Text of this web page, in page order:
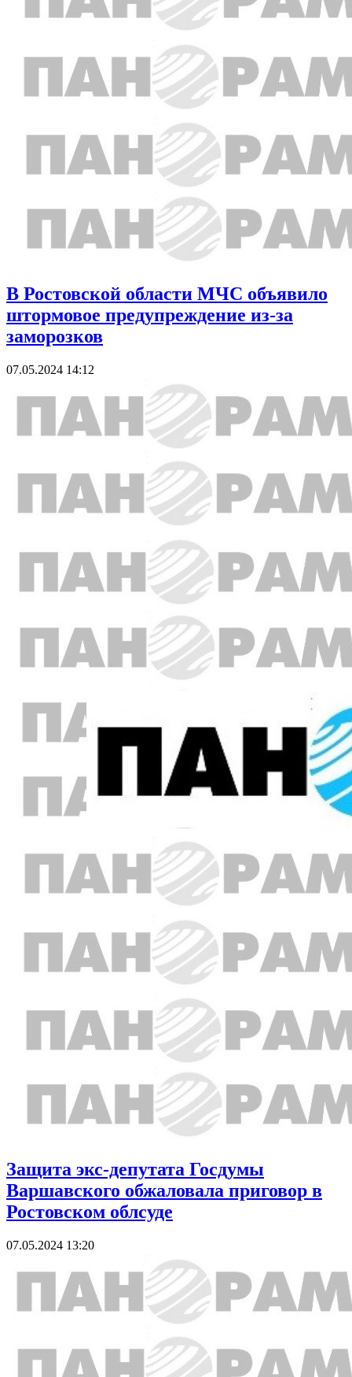
В Ростовской области МЧС объявило
штормовое предупреждение из-за
заморозков
07.05.2024 14:12
Защита экс-депутата Госдумы
Варшавского обжаловала приговор в
Ростовском облсуде
07.05.2024 13:20